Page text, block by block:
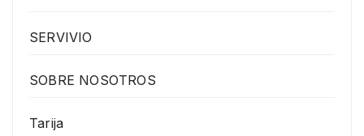
SERVIVIO
SOBRE NOSOTROS
Tarija